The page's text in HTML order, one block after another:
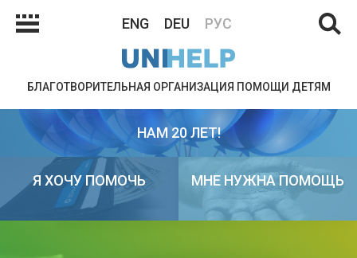
ENG DEU РУС
БЛАГОТВОРИТЕЛЬНАЯ ОРГАНИЗАЦИЯ ПОМОЩИ ДЕТЯМ
НАМ 20 ЛЕТ!
Я ХОЧУ ПОМОЧЬ МНЕ НУЖНА ПОМОЩЬ